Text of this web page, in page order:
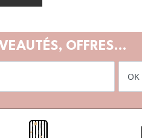
OFFRES...
OK